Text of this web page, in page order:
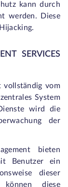
kann durch
werden. Diese
SERVICES
vollständig vom
System
wird die
der
bieten
Benutzer ein
dieser
diese